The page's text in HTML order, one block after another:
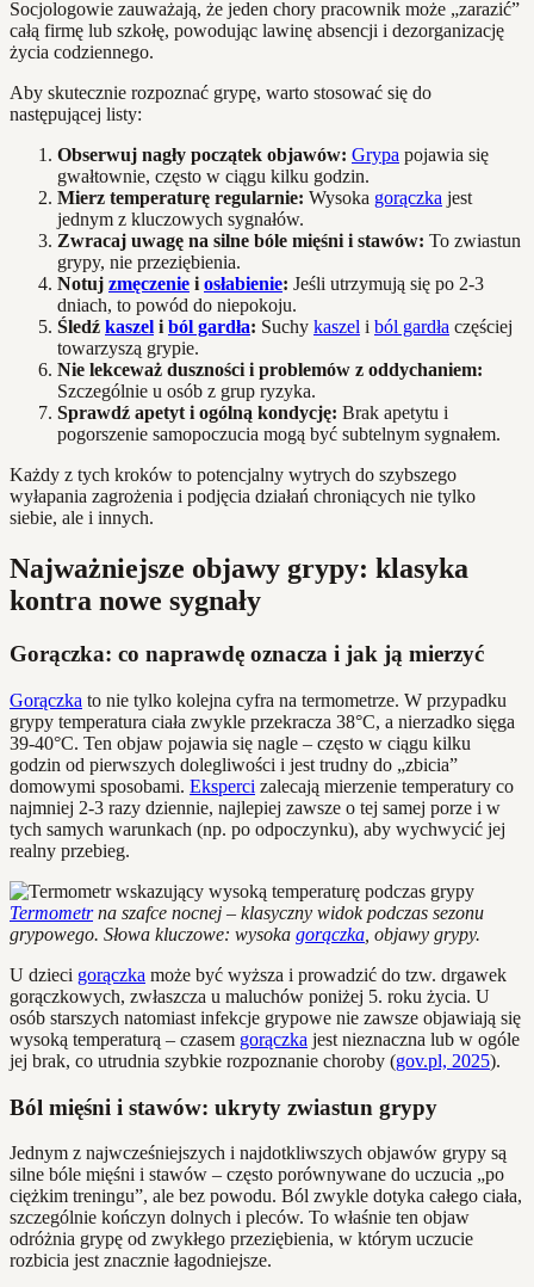
Socjologowie zauważają, że jeden chory pracownik może „zarazić”
całą firmę lub szkołę, powodując lawinę absencji i dezorganizację
życia codziennego.
Aby skutecznie rozpoznać grypę, warto stosować się do
następującej listy:
Obserwuj nagły początek objawów: Grypa pojawia się
gwałtownie, często w ciągu kilku godzin.
Mierz temperaturę regularnie: Wysoka gorączka jest
jednym z kluczowych sygnałów.
Zwracaj uwagę na silne bóle mięśni i stawów: To zwiastun
grypy, nie przeziębienia.
Notuj zmęczenie i osłabienie: Jeśli utrzymują się po 2-3
dniach, to powód do niepokoju.
Śledź kaszel i ból gardła: Suchy kaszel i ból gardła częściej
towarzyszą grypie.
Nie lekceważ duszności i problemów z oddychaniem:
Szczególnie u osób z grup ryzyka.
Sprawdź apetyt i ogólną kondycję: Brak apetytu i
pogorszenie samopoczucia mogą być subtelnym sygnałem.
Każdy z tych kroków to potencjalny wytrych do szybszego
wyłapania zagrożenia i podjęcia działań chroniących nie tylko
siebie, ale i innych.
Najważniejsze objawy grypy: klasyka
kontra nowe sygnały
Gorączka: co naprawdę oznacza i jak ją mierzyć
Gorączka to nie tylko kolejna cyfra na termometrze. W przypadku
grypy temperatura ciała zwykle przekracza 38°C, a nierzadko sięga
39-40°C. Ten objaw pojawia się nagle – często w ciągu kilku
godzin od pierwszych dolegliwości i jest trudny do „zbicia”
domowymi sposobami. Eksperci zalecają mierzenie temperatury co
najmniej 2-3 razy dziennie, najlepiej zawsze o tej samej porze i w
tych samych warunkach (np. po odpoczynku), aby wychwycić jej
realny przebieg.
Termometrna szafce nocnej – klasyczny widok podczas sezonu
grypowego. Słowa kluczowe: wysoka gorączka , objawy grypy.
U dzieci gorączka może być wyższa i prowadzić do tzw. drgawek
gorączkowych, zwłaszcza u maluchów poniżej 5. roku życia. U
osób starszych natomiast infekcje grypowe nie zawsze objawiają się
wysoką temperaturą – czasem gorączka jest nieznaczna lub w ogóle
jej brak, co utrudnia szybkie rozpoznanie choroby (gov.pl, 2025).
Ból mięśni i stawów: ukryty zwiastun grypy
Jednym z najwcześniejszych i najdotkliwszych objawów grypy są
silne bóle mięśni i stawów – często porównywane do uczucia „po
ciężkim treningu”, ale bez powodu. Ból zwykle dotyka całego ciała,
szczególnie kończyn dolnych i pleców. To właśnie ten objaw
odróżnia grypę od zwykłego przeziębienia, w którym uczucie
rozbicia jest znacznie łagodniejsze.